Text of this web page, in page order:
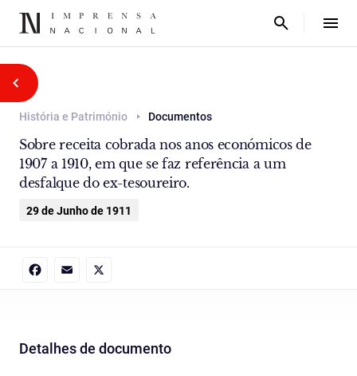
História e Património Documentos
Sobre receita cobrada nos anos económicos de
1907 a 1910, em que se faz referência a um
desfalque do ex-tesoureiro.
29 de Junho de 1911
Detalhes de documento